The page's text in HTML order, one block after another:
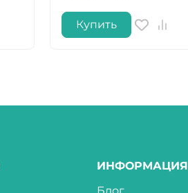
Купить
ИНФОРМАЦИЯ